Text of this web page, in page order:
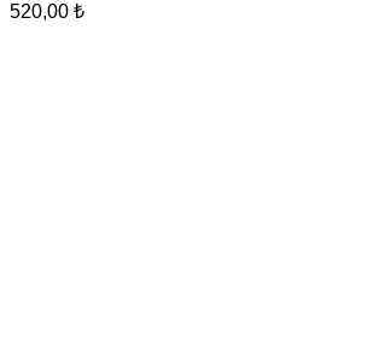
520,00 ₺